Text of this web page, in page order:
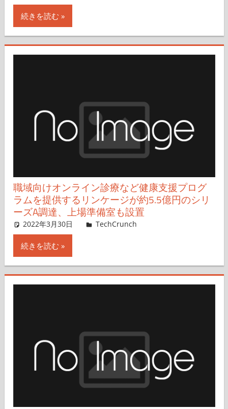
続きを読む
職域向けオンライン診療など健康支援プログ
ラムを提供するリンケージが約5.5億円のシリ
ーズA調達、上場準備室も設置
2022年3月30日 Takashi Higa
TechCrunch
続きを読む